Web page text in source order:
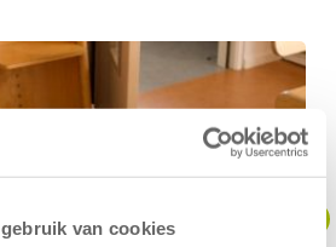
van cookies